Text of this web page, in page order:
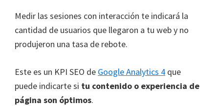
Medir las sesiones con interacción te indicará la
cantidad de usuarios que llegaron a tu web y no
produjeron una tasa de rebote.
Este es un KPI SEO de Google Analytics 4 que
puede indicarte si tu contenido o experiencia de
página son óptimos.